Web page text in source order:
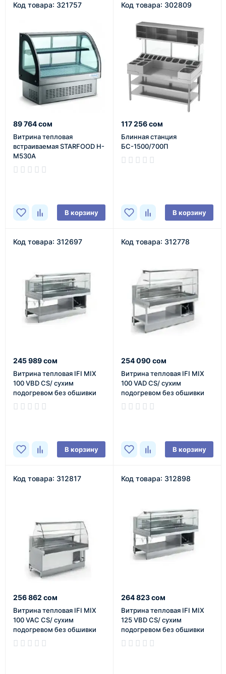
Код товара: 321757
89 764 сом
Витрина тепловая
встраиваемая STARFOOD H-
M530A
В корзину
Код товара: 302809
117 256 сом
Блинная станция
БС-1500/700П
В корзину
Код товара: 312697
245 989 сом
Витрина тепловая IFI MIX
100 VBD CS/ сухим
подогревом без обшивки
В корзину
Код товара: 312778
254 090 сом
Витрина тепловая IFI MIX
100 VAD CS/ сухим
подогревом без обшивки
В корзину
Код товара: 312817
256 862 сом
Витрина тепловая IFI MIX
100 VAC CS/ сухим
подогревом без обшивки
Код товара: 312898
264 823 сом
Витрина тепловая IFI MIX
125 VBD CS/ сухим
подогревом без обшивки